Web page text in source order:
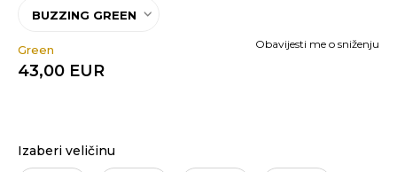
BUZZING GREEN
Green
43,00 EUR
Obavijesti me o sniženju
Izaberi veličinu